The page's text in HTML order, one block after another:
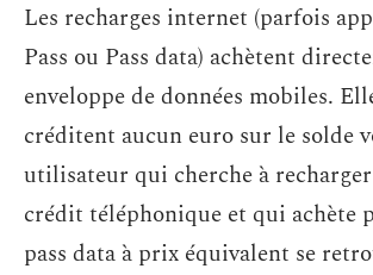
Les recharges internet (parfois
Pass ou Pass data) achètent
enveloppe de données mobiles.
créditent aucun euro sur le solde
utilisateur qui cherche à
crédit téléphonique et qui achète
pass data à prix équivalent se